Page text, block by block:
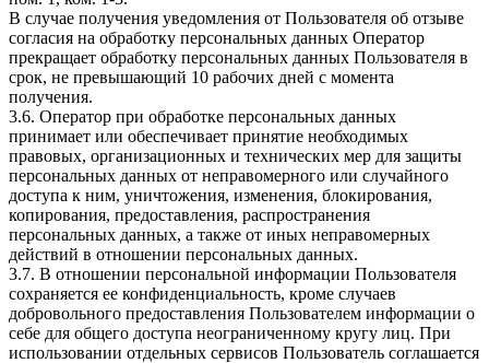
В случае получения уведомления от Пользователя об отзыве
согласия на обработку персональных данных Оператор
прекращает обработку персональных данных Пользователя в
срок, не превышающий 10 рабочих дней с момента
получения.
3.6. Оператор при обработке персональных данных
принимает или обеспечивает принятие необходимых
правовых, организационных и технических мер для защиты
персональных данных от неправомерного или случайного
доступа к ним, уничтожения, изменения, блокирования,
копирования, предоставления, распространения
персональных данных, а также от иных неправомерных
действий в отношении персональных данных.
3.7. В отношении персональной информации Пользователя
сохраняется ее конфиденциальность, кроме случаев
добровольного предоставления Пользователем информации о
себе для общего доступа неограниченному кругу лиц. При
использовании отдельных сервисов Пользователь соглашается